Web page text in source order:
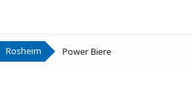
Rosheim Power Biere